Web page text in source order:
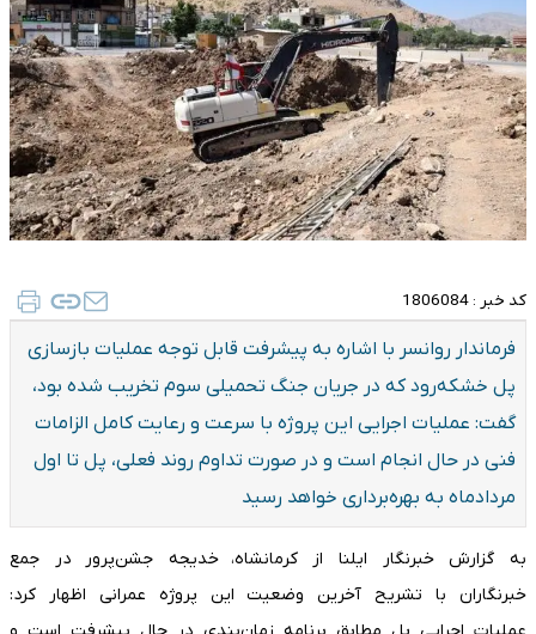
کد خبر : 1806084
فرماندار روانسر با اشاره به پیشرفت قابل توجه عملیات بازسازی
پل خشکه‌رود که در جریان جنگ تحمیلی سوم تخریب شده بود،
گفت: عملیات اجرایی این پروژه با سرعت و رعایت کامل الزامات
فنی در حال انجام است و در صورت تداوم روند فعلی، پل تا اول
مردادماه به بهره‌برداری خواهد رسید
به گزارش خبرنگار ایلنا از کرمانشاه، خدیجه جشن‌پرور در جمع
خبرنگاران با تشریح آخرین وضعیت این پروژه عمرانی اظهار کرد: